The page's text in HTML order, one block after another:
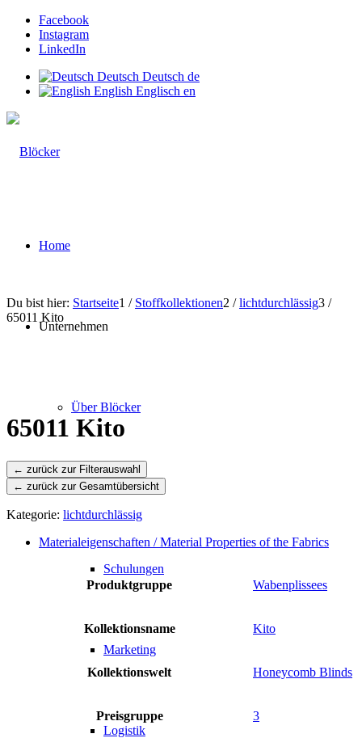
Facebook
Instagram
LinkedIn
Deutsch Deutsch de
English Englisch en
Home
Unternehmen
Über Blöcker
Leistungen
Schulungen
Marketing
Logistik
Du bist hier: Startseite1 / Stoffkollektionen2 / lichtdurchlässig3 /
65011 Kito
65011 Kito
← zurück zur Gesamtübersicht
Kategorie: lichtdurchlässig
Materialeigenschaften / Material Properties of the Fabrics
Produktgruppe Wabenplissees
Kollektionsname Kito
Kollektionswelt Honeycomb Blinds
Preisgruppe 3